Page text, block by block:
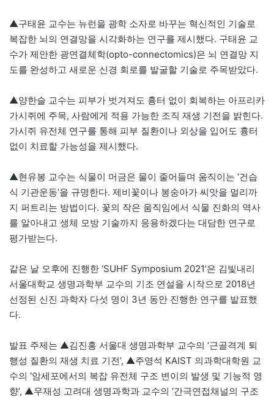
▲구태윤 교수는 뉴런을 광학 소자로 바꾸는 혁신적인 기술로
복잡한 뇌의 연결망을 시각화하는 연구를 제시했다. 구태윤 교
수가 제안한 광연결체학(opto-connectomics)은 뇌 연결망 지
도를 완성하고 새로운 신경 회로를 발굴할 기술로 주목받았다.
▲양한슬 교수는 피부가 벗겨져도 흉터 없이 회복하는 아프리카
가시쥐에 주목, 사람에게 적용 가능한 조직 재생 기전을 밝힌다.
가시쥐 유전체 연구를 통해 피부 질환이나 외상을 입어도 흉터
없이 치료할 가능성을 제시했다.
▲현유봉 교수는 식물이 머금은 물이 줄어들며 움직이는 ‘건습
식 기관운동’을 규명한다. 제비꽃이나 봉숭아가 씨앗을 멀리까
지 퍼트리는 방법이다. 꽃의 작은 움직임에서 식물 진화의 역사
를 알아내고 생체 모방 기술까지 응용하겠다는 대담한 연구로
평가받는다.
같은 날 오후에 진행한 ‘SUHF Symposium 2021’은 김빛내리
서울대학교 생명과학부 교수의 기조 연설을 시작으로 2018년
선정된 신진 과학자 다섯 명이 3년 동안 진행한 연구를 발표했
다.
발표 주제는 ▲김진홍 서울대 생명과학부 교수의 ‘근골격계 퇴
행성 질환의 재생 치료 기전’, ▲주영석 KAIST 의과학대학원 교
수의 ‘암세포에서의 복잡 유전체 구조 변이의 발생 및 기능적 영
향’, ▲우재성 고려대 생명과학과 교수의 ‘간극연접채널의 구조